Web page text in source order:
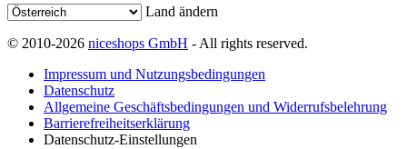
Land ändern
© 2010-2026 niceshops GmbH - All rights reserved.
Impressum und Nutzungsbedingungen
Datenschutz
Allgemeine Geschäftsbedingungen und Widerrufsbelehrung
Barrierefreiheitserklärung
Datenschutz-Einstellungen